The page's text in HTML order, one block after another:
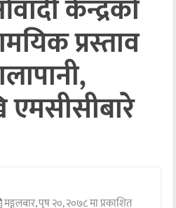
केन्द्रको
प्रस्ताव
मङ्गलबार, पुष २०, २०७८ मा प्रकाशित